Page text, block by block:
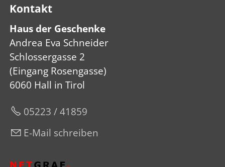
Kontakt
Haus der Geschenke
Andrea Eva Schneider
Schlossergasse 2
(Eingang Rosengasse)
6060 Hall in Tirol
05223 / 41859
E-Mail schreiben